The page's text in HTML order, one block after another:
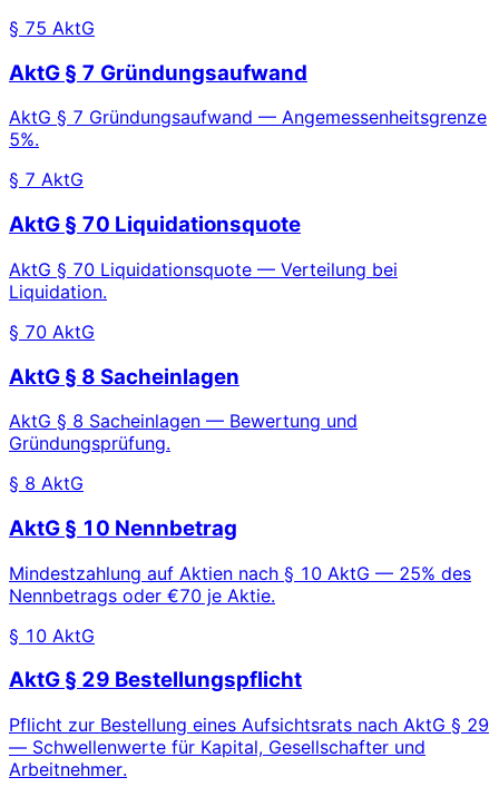
§ 75 AktG
AktG § 7 Gründungsaufwand
AktG § 7 Gründungsaufwand — Angemessenheitsgrenze
5%.
§ 7 AktG
AktG § 70 Liquidationsquote
AktG § 70 Liquidationsquote — Verteilung bei
Liquidation.
§ 70 AktG
AktG § 8 Sacheinlagen
AktG § 8 Sacheinlagen — Bewertung und
Gründungsprüfung.
§ 8 AktG
AktG § 10 Nennbetrag
Mindestzahlung auf Aktien nach § 10 AktG — 25% des
Nennbetrags oder €70 je Aktie.
§ 10 AktG
AktG § 29 Bestellungspflicht
Pflicht zur Bestellung eines Aufsichtsrats nach AktG § 29
— Schwellenwerte für Kapital, Gesellschafter und
Arbeitnehmer.